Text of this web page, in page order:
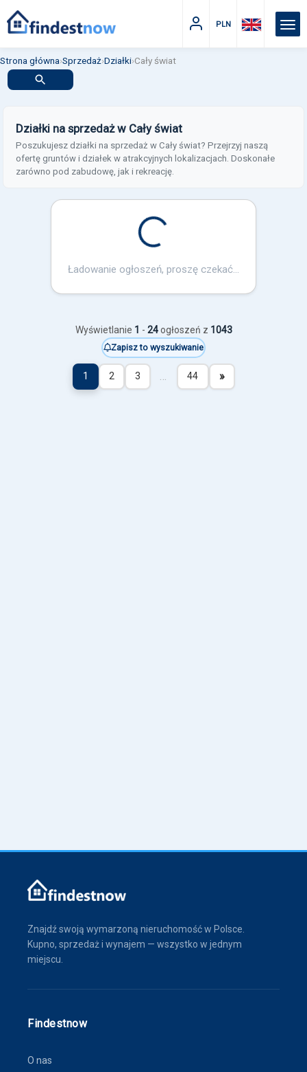
PLN
Strona główna›Sprzedaż›Działki›Cały świat
Działki na sprzedaż w Cały świat
Poszukujesz działki na sprzedaż w Cały świat? Przejrzyj naszą
ofertę gruntów i działek w atrakcyjnych lokalizacjach. Doskonałe
zarówno pod zabudowę, jak i rekreację.
Loading...
Ładowanie ogłoszeń, proszę czekać...
Wyświetlanie 1 - 24ogłoszeń z 1043
Zapisz to wyszukiwanie
1 2 3 44 »
Znajdź swoją wymarzoną nieruchomość w Polsce.
Kupno, sprzedaż i wynajem — wszystko w jednym
miejscu.
Findestnow
O nas